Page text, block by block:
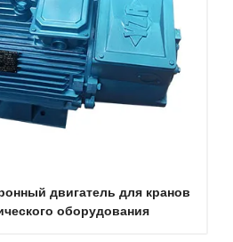
двигатель для кранов
оборудования